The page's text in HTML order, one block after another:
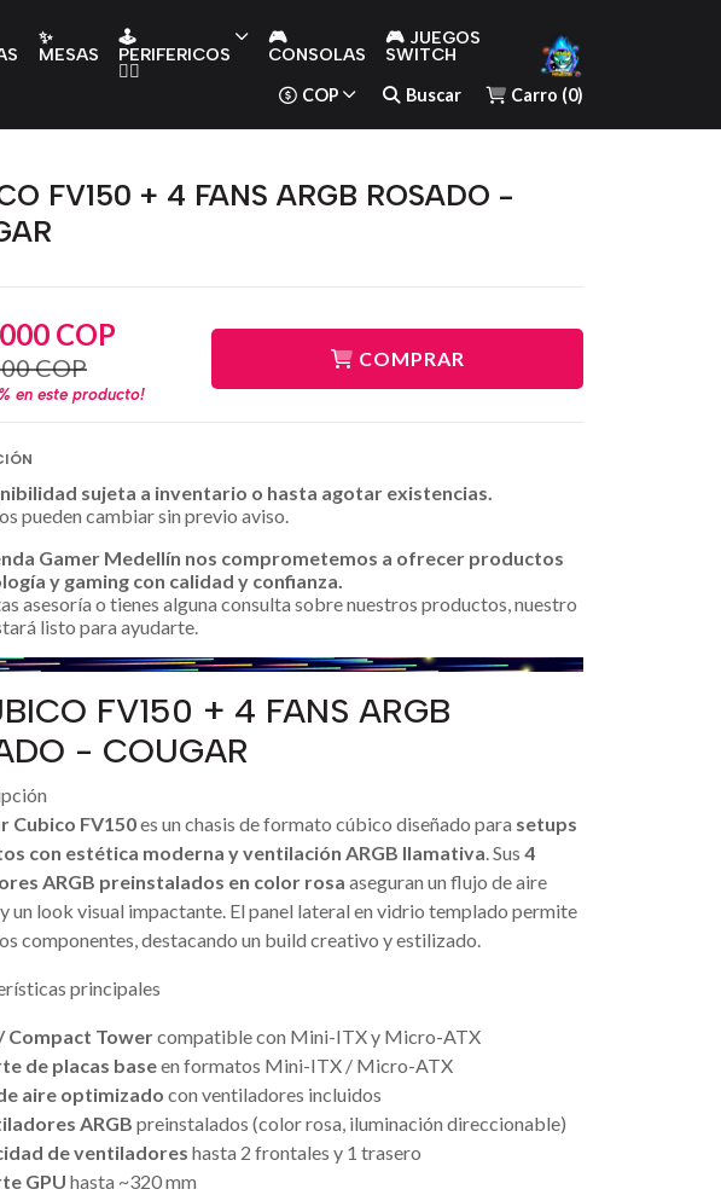
✨
MESAS
🕹️
PERIFERICOS
👇🏻
🎮
CONSOLAS
🎮 JUEGOS
SWITCH
COP Buscar Carro (0)
FV150 + 4 FANS ARGB ROSADO -
COP
COP
en este producto!
COMPRAR
sujeta a inventario o hasta agotar existencias.
pueden cambiar sin previo aviso.
Gamer Medellín nos comprometemos a ofrecer productos
y gaming con calidad y confianza.
asesoría o tienes alguna consulta sobre nuestros productos, nuestro
listo para ayudarte.
FV150 + 4 FANS ARGB
- COUGAR
Cubico FV150es un chasis de formato cúbico diseñado para setups
con estética moderna y ventilación ARGB llamativa. Sus 4
ARGB preinstalados en color rosa aseguran un flujo de aire
un look visual impactante. El panel lateral en vidrio templado permite
componentes, destacando un build creativo y estilizado.
principales
Compact Towercompatible con Mini-ITX y Micro-ATX
de placas baseen formatos Mini-ITX / Micro-ATX
aire optimizado con ventiladores incluidos
ARGB preinstalados (color rosa, iluminación direccionable)
de ventiladores hasta 2 frontales y 1 trasero
GPU hasta ~320 mm